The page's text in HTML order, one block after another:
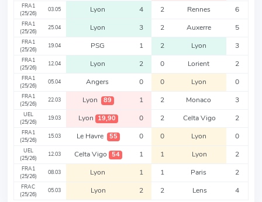
FRA1
(25/26)
03.05 Lyon 4 2 Rennes 6
FRA1
(25/26)
25.04 Lyon 3 2 Auxerre 5
FRA1
(25/26)
19.04 PSG 1 2 Lyon 3
FRA1
(25/26)
12.04 Lyon 2 0 Lorient 2
FRA1
(25/26)
05.04 Angers 0 0 Lyon 0
FRA1
(25/26)
22.03 Lyon 89 1 2 Monaco 3
UEL
(25/26)
19.03 Lyon 19,90 0 2 Celta Vigo 2
FRA1
(25/26)
15.03 Le Havre 55 0 0 Lyon 0
UEL
(25/26)
12.03 Celta Vigo 54 1 1 Lyon 2
FRA1
(25/26)
08.03 Lyon 1 1 Paris 2
FRAC
(25/26)
05.03 Lyon 2 2 Lens 4